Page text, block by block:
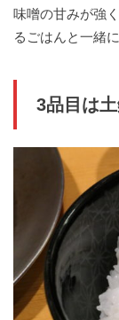
味噌の甘みが強
るごはんと一緒
3品目は